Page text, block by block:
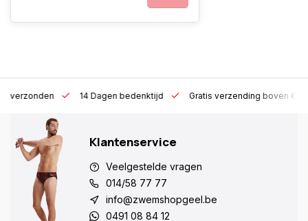
h verzonden 14 Dagen bedenktijd Gratis verzending boven
Klantenservice
Veelgestelde vragen
014/58 77 77
info@zwemshopgeel.be
0491 08 84 12